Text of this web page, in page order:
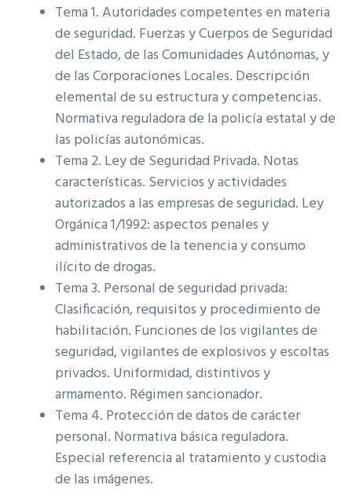
Tema 1. Autoridades competentes en materia
de seguridad. Fuerzas y Cuerpos de Seguridad
del Estado, de las Comunidades Autónomas, y
de las Corporaciones Locales. Descripción
elemental de su estructura y competencias.
Normativa reguladora de la policía estatal y de
las policías autonómicas.
Tema 2. Ley de Seguridad Privada. Notas
características. Servicios y actividades
autorizados a las empresas de seguridad. Ley
Orgánica 1/1992: aspectos penales y
administrativos de la tenencia y consumo
ilícito de drogas.
Tema 3. Personal de seguridad privada:
Clasificación, requisitos y procedimiento de
habilitación. Funciones de los vigilantes de
seguridad, vigilantes de explosivos y escoltas
privados. Uniformidad, distintivos y
armamento. Régimen sancionador.
Tema 4. Protección de datos de carácter
personal. Normativa básica reguladora.
Especial referencia al tratamiento y custodia
de las imágenes.